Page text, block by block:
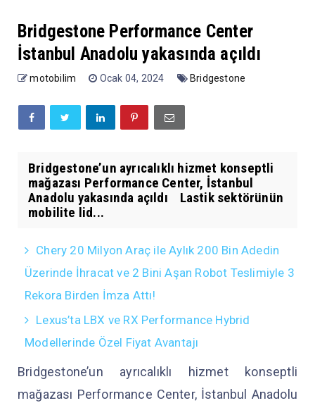
Bridgestone Performance Center
İstanbul Anadolu yakasında açıldı
motobilim Ocak 04, 2024 Bridgestone
Bridgestone’un ayrıcalıklı hizmet konseptli
mağazası Performance Center, İstanbul
Anadolu yakasında açıldı Lastik sektörünün
mobilite lid...
Chery 20 Milyon Araç ile Aylık 200 Bin Adedin
Üzerinde İhracat ve 2 Bini Aşan Robot Teslimiyle 3
Rekora Birden İmza Attı!
Lexus’ta LBX ve RX Performance Hybrid
Modellerinde Özel Fiyat Avantajı
Bridgestone’un ayrıcalıklı hizmet konseptli
mağazası Performance Center, İstanbul Anadolu